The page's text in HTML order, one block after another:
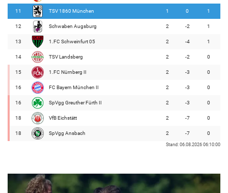
11 TSV 1860 München 1 0 1
12 Schwaben Augsburg 2 -2 1
13 1.FC Schweinfurt 05 2 -4 1
14 TSV Landsberg 2 -2 0
15 1.FC Nürnberg II 2 -3 0
16 FC Bayern München II 2 -3 0
16 SpVgg Greuther Fürth II 2 -3 0
18 VfB Eichstätt 2 -7 0
18 SpVgg Ansbach 2 -7 0
Stand: 06.08.2026 06:10:00